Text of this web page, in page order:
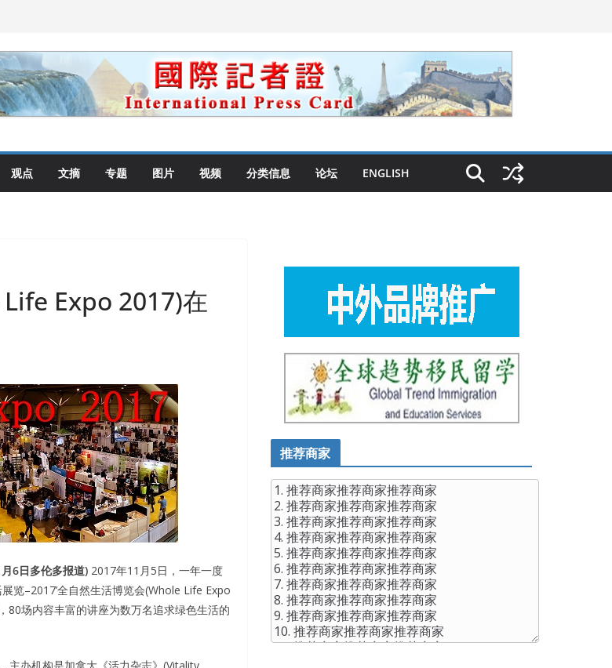
腐败刑事
基再次访华
观点 文摘 专题 图片 视频 分类信息 论坛 ENGLISH
Expo 2017)在
6日多伦多报道) 2017年11月5日，一年一度
览–2017’全自然生活博览会(Whole Life Expo
80场内容丰富的讲座为数万名追求绿色生活的
主办机构是加拿大《活力杂志》(Vitality
推荐商家